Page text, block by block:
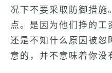
况下不要采取防御措施
点。是因为他们挣的工
还是不知什么原因被忽
意的，并不意味着你没